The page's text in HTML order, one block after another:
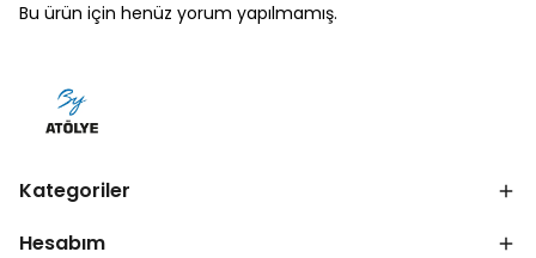
Bu ürün için henüz yorum yapılmamış.
Kategoriler
Hesabım